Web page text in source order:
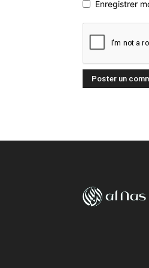
Enregistrer